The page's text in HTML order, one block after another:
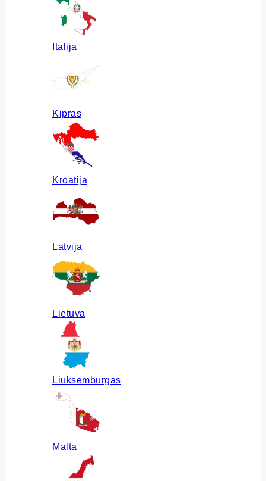
Italija
Kipras
Kroatija
Latvija
Lietuva
Liuksemburgas
Malta